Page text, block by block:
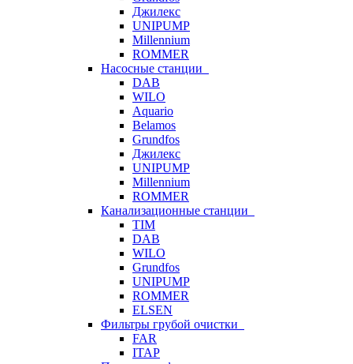
Джилекс
UNIPUMP
Millennium
ROMMER
Насосные станции
DAB
WILO
Aquario
Belamos
Grundfos
Джилекс
UNIPUMP
Millennium
ROMMER
Канализационные станции
TIM
DAB
WILO
Grundfos
UNIPUMP
ROMMER
ELSEN
Фильтры грубой очистки
FAR
ITAP